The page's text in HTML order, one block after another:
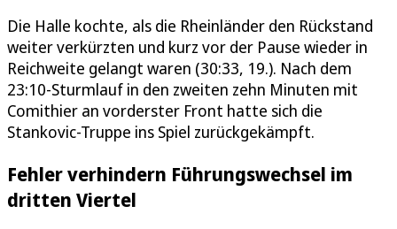
Die Halle kochte, als die Rheinländer den Rückstand
weiter verkürzten und kurz vor der Pause wieder in
Reichweite gelangt waren (30:33, 19.). Nach dem
23:10-Sturmlauf in den zweiten zehn Minuten mit
Comithier an vorderster Front hatte sich die
Stankovic-Truppe ins Spiel zurückgekämpft.
Fehler verhindern Führungswechsel im
dritten Viertel